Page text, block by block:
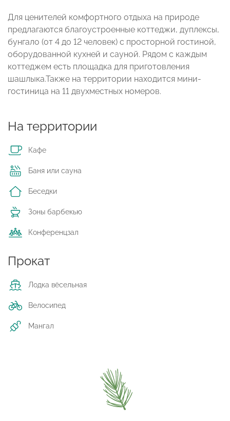
Для ценителей комфортного отдыха на природе
предлагаются благоустроенные коттеджи, дуплексы,
бунгало (от 4 до 12 человек) с просторной гостиной,
оборудованной кухней и сауной. Рядом с каждым
коттеджем есть площадка для приготовления
шашлыка.Также на территории находится мини-
гостиница на 11 двухместных номеров.
На территории
Кафе
Баня или сауна
Беседки
Зоны барбекью
Конференцзал
Прокат
Лодка вёсельная
Велосипед
Мангал